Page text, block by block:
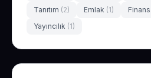
Tanıtım (2) Emlak (1) Finans
Yayıncılık (1)